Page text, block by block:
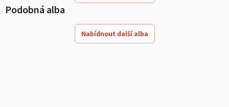
Podobná alba
Nabídnout další alba